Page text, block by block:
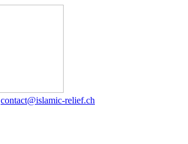
contact@islamic-relief.ch